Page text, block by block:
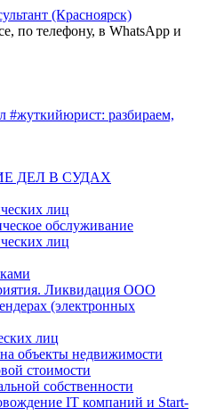
по телефону, в WhatsApp и
#жуткийюрист: разбираем,
ДЕЛ В СУДАХ
лиц
обслуживание
лиц
Ликвидация ООО
(электронных
лиц
объекты недвижимости
стоимости
собственности
IT компаний и Start-